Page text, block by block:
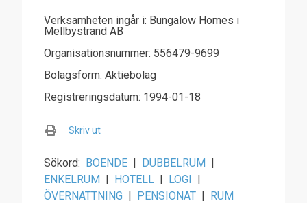
Verksamheten ingår i: Bungalow Homes i
Mellbystrand AB
Organisationsnummer: 556479-9699
Bolagsform: Aktiebolag
Registreringsdatum: 1994-01-18
Skriv ut
Sökord: BOENDE | DUBBELRUM |
ENKELRUM | HOTELL | LOGI |
ÖVERNATTNING | PENSIONAT | RUM